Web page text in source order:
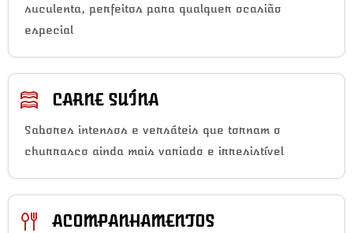
suculenta, perfeitos para qualquer ocasião
especial
CARNE SUÍNA
Sabores intensos e versáteis que tornam o
churrasco ainda mais variado e irresistível
ACOMPANHAMENTOS